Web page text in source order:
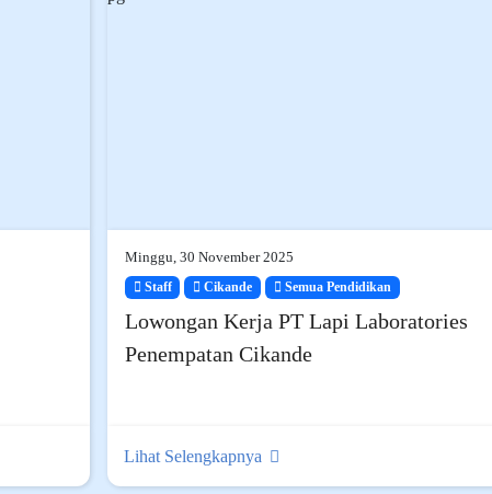
Minggu, 30 November 2025
Staff Cikande Semua Pendidikan
Lowongan Kerja PT Lapi Laboratories
Penempatan Cikande
Lihat Selengkapnya